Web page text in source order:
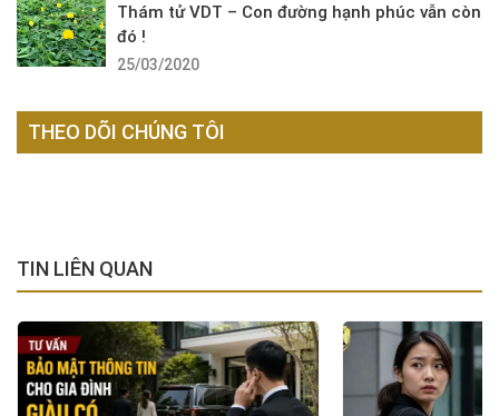
Thám tử VDT – Con đường hạnh phúc vẫn còn
đó !
25/03/2020
THEO DÕI CHÚNG TÔI
TIN LIÊN QUAN